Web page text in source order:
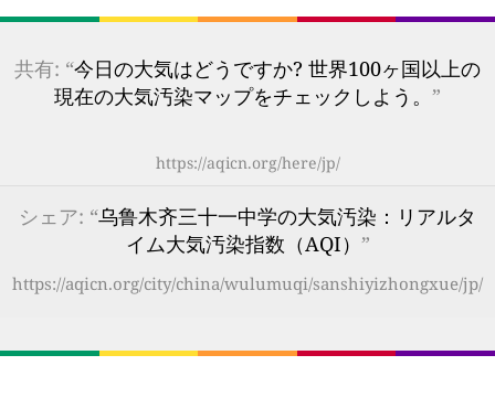
共有: “今日の大気はどうですか? 世界100ヶ国以上の
現在の大気汚染マップをチェックしよう。 ”
https://aqicn.org/here/jp/
シェア: “乌鲁木齐三十一中学の大気汚染：リアルタ
イム大気汚染指数（AQI） ”
https://aqicn.org/city/china/wulumuqi/sanshiyizhongxue/jp/